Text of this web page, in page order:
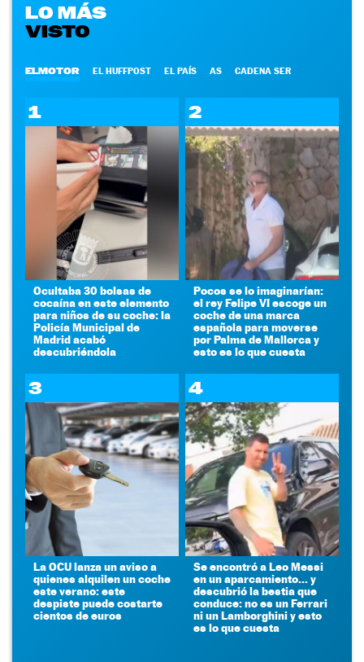
LO MÁS
VISTO
ELMOTOR EL HUFFPOST EL PAÍS AS CADENA SER
1
Ocultaba 30 bolsas de
cocaína en este elemento
para niños de su coche: la
Policía Municipal de
Madrid acabó
descubriéndola
2
Pocos se lo imaginarían:
el rey Felipe VI escoge un
coche de una marca
española para moverse
por Palma de Mallorca y
esto es lo que cuesta
3
La OCU lanza un aviso a
quienes alquilen un coche
este verano: este
despiste puede costarte
cientos de euros
4
Se encontró a Leo Messi
en un aparcamiento... y
descubrió la bestia que
conduce: no es un Ferrari
ni un Lamborghini y esto
es lo que cuesta